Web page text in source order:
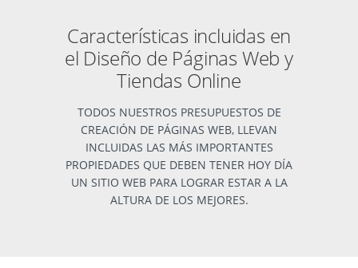
Características incluidas en
el Diseño de Páginas Web y
Tiendas Online
TODOS NUESTROS PRESUPUESTOS DE
CREACIÓN DE PÁGINAS WEB, LLEVAN
INCLUIDAS LAS MÁS IMPORTANTES
PROPIEDADES QUE DEBEN TENER HOY DÍA
UN SITIO WEB PARA LOGRAR ESTAR A LA
ALTURA DE LOS MEJORES.